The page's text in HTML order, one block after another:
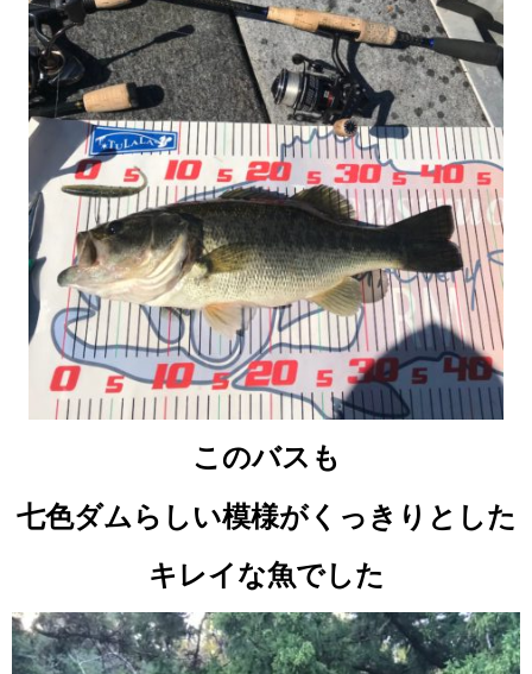
このバスも
七色ダムらしい模様がくっきりとした
キレイな魚でした